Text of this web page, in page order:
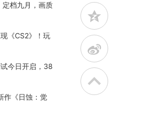
定档九月，画质
《CS2》！玩
今日开启，38
作《日蚀：觉
z
t